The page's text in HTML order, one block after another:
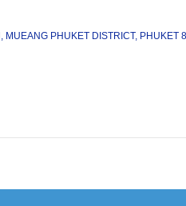
MUEANG PHUKET DISTRICT, PHUKET